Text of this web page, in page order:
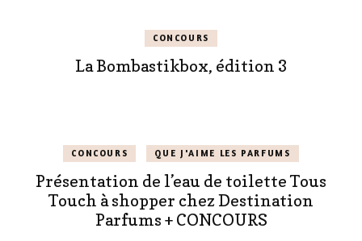
CONCOURS
La Bombastikbox, édition 3
CONCOURS QUE J'AIME LES PARFUMS
Présentation de l’eau de toilette Tous
Touch à shopper chez Destination
Parfums + CONCOURS